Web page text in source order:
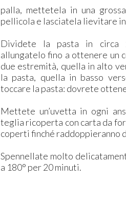
palla, mettetela in una
pellicola e lasciatela lievitare
Dividete la pasta in circa
allungatelo fino a ottenere un
due estremità, quella in alto
la pasta, quella in basso
toccare la pasta: dovrete
Mettete un’uvetta in ogni
teglia ricoperta con carta da
coperti finché raddoppieranno
Spennellate molto
a 180° per 20 minuti.